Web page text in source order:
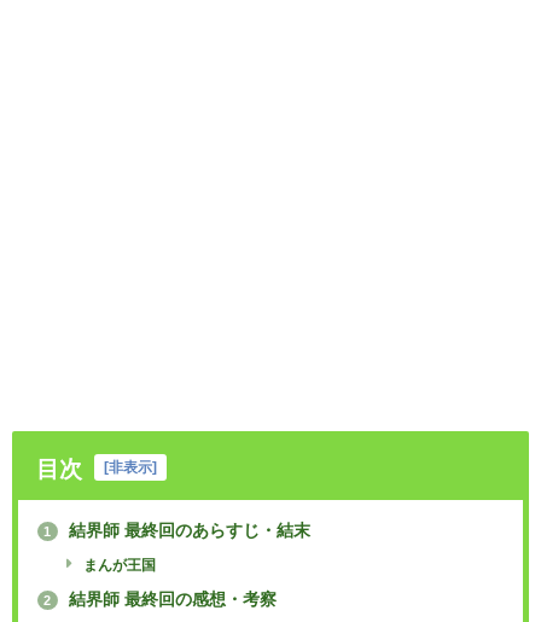
目次 [非表示]
1 結界師 最終回のあらすじ・結末
まんが王国
2 結界師 最終回の感想・考察